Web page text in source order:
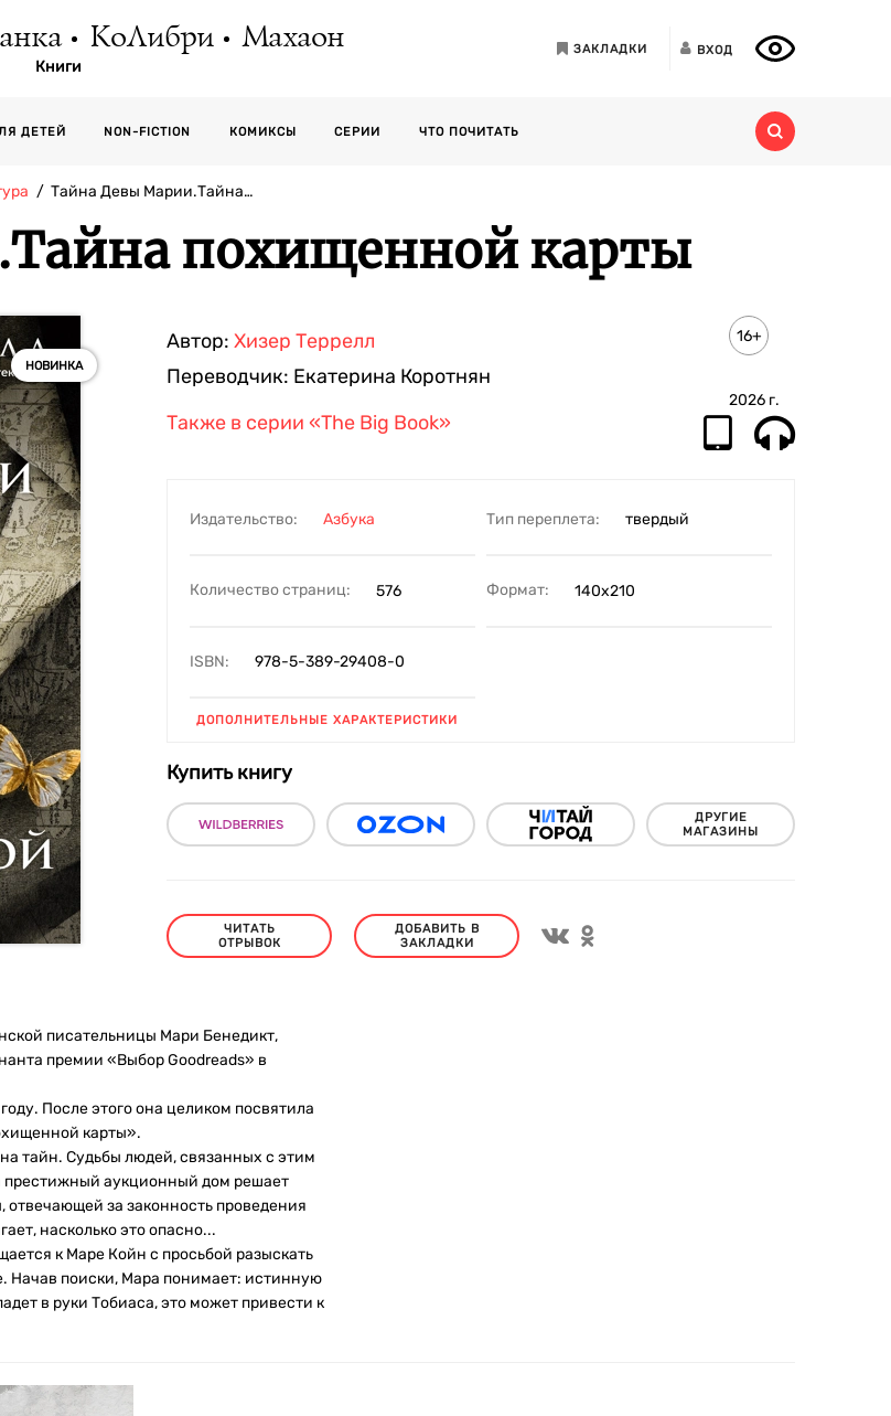
КоЛибри Махаон
Книги
ЗАКЛАДКИ ВХОД
ДЕТЕЙ NON-FICTION КОМИКСЫ СЕРИИ ЧТО ПОЧИТАТЬ
Тайна Девы Марии.Тайна…
похищенной карты
НОВИНКА
Автор: Хизер Террелл
Переводчик: Екатерина Коротнян
16+
2026 г.
Также в серии «The Big Book»
Издательство: Азбука Тип переплета: твердый
Количество страниц: 576 Формат: 140х210
ISBN: 978-5-389-29408-0
ДОПОЛНИТЕЛЬНЫЕ ХАРАКТЕРИСТИКИ
Купить книгу
ДРУГИЕ
МАГАЗИНЫ
ЧИТАТЬ
ОТРЫВОК
ДОБАВИТЬ В
ЗАКЛАДКИ
писательницы Мари Бенедикт,
премии «Выбор Goodreads» в
После этого она целиком посвятила
карты».
тайн. Судьбы людей, связанных с этим
престижный аукционный дом решает
за законность проведения
насколько это опасно...
к Маре Койн с просьбой разыскать
Начав поиски, Мара понимает: истинную
в руки Тобиаса, это может привести к